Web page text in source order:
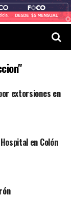
extorsiones en
en Colón